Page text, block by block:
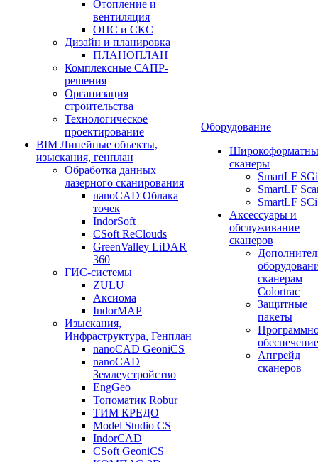
Отопление и
вентиляция
ОПС и СКС
Дизайн и планировка
ПЛАНОПЛАН
Комплексные САПР-
решения
Организация
строительства
Технологическое
проектирование
BIM Линейные объекты,
изыскания, генплан
Обработка данных
лазерного сканирования
nanoCAD Облака
точек
IndorSoft
CSoft ReClouds
GreenValley LiDAR
360
ГИС-системы
ZULU
Аксиома
IndorMAP
Изыскания,
Инфраструктура, Генплан
nanoCAD GeoniCS
nanoCAD
Землеустройство
EngGeo
Топоматик Robur
ТИМ КРЕДО
Model Studio CS
IndorCAD
CSoft GeoniCS
Оборудование
сканеры
SmartLF SGi
SmartLF
SmartLF SCi
Аксессуары и
обслуживание
сканеров
сканерам
Colortrac
Защитные
пакеты
обеспечение
Апгрейд
сканеров